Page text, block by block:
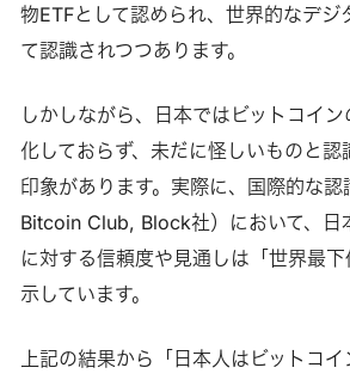
物ETFとして認められ、世界的なデジ
て認識されつつあります。
しかしながら、日本ではビットコイ
化しておらず、未だに怪しいものと認
印象があります。実際に、国際的な
Bitcoin Club, Block社）において、日
に対する信頼度や見通しは「世界最
示しています。
上記の結果から「日本人はビットコ